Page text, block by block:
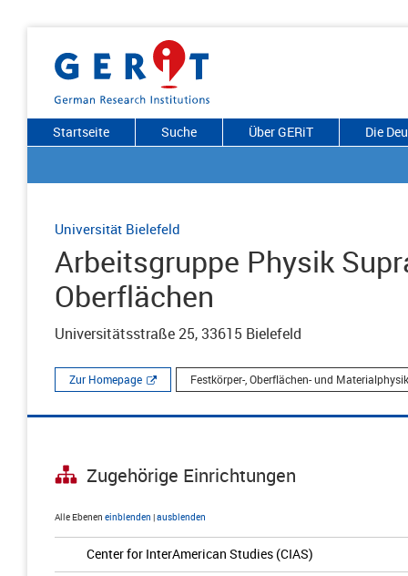
Startseite Suche Über GERiT Die
Universität Bielefeld
Arbeitsgruppe Physik
Oberflächen
Universitätsstraße 25, 33615 Bielefeld
Zur Homepage Festkörper-, Oberflächen- und Materialphysik
Zugehörige Einrichtungen
Alle Ebenen einblenden |ausblenden
Center for InterAmerican Studies (CIAS)